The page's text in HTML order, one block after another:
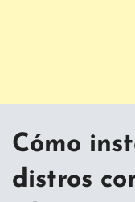
Cómo
distros